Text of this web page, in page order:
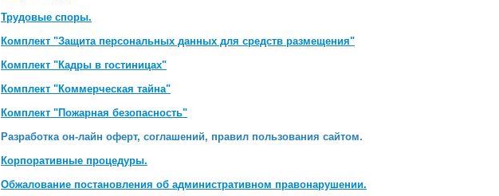
Трудовые споры.
Комплект "Защита персональных данных для средств размещения"
Комплект "Кадры в гостиницах"
Комплект "Коммерческая тайна"
Комплект "Пожарная безопасность"
Разработка он-лайн оферт, соглашений, правил пользования сайтом.
Корпоративные процедуры.
Обжалование постановления об административном правонарушении.